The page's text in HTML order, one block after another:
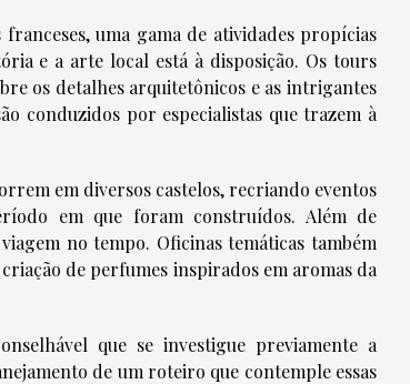
uma gama de atividades propícias
e a arte local está à disposição. Os tours
os detalhes arquitetônicos e as intrigantes
conduzidos por especialistas que trazem à
em diversos castelos, recriando eventos
em que foram construídos. Além de
no tempo. Oficinas temáticas também
de perfumes inspirados em aromas da
que se investigue previamente a
de um roteiro que contemple essas